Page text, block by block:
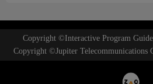
Copyright ©Interactive Program
Copyright ©Jupiter Telecommunications